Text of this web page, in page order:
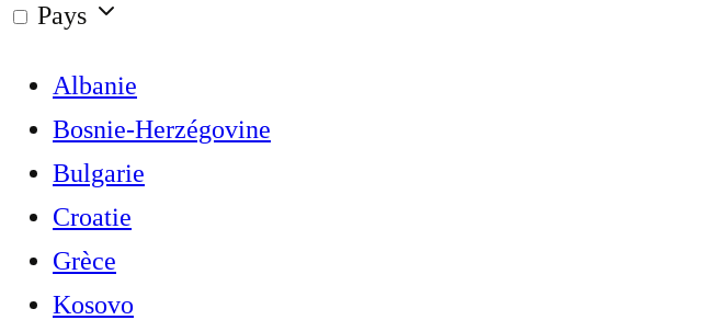
Pays
Albanie
Bosnie-Herzégovine
Bulgarie
Croatie
Grèce
Kosovo